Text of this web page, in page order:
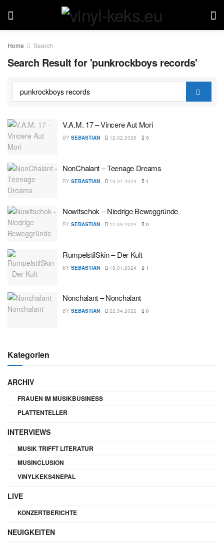
Home Search
Search Result for 'punkrockboys records'
V.A.M. 17 – Vincere Aut Mori
BY SEBASTIAN 12.02.2026 0
NonChalant – Teenage Dreams
BY SEBASTIAN 19.01.2024 1
Nowitschok – Niedrige Beweggründe
BY SEBASTIAN 12.09.2024 0
RumpelstilSkin – Der Kult
BY SEBASTIAN 18.01.2024 1
Nonchalant – Nonchalant
BY SEBASTIAN 22.04.2022 0
Kategorien
ARCHIV
FRAUEN IM MUSIKBUSINESS
PLATTENTELLER
INTERVIEWS
MUSIK TRIFFT LITERATUR
MUSINCLUSION
VINYLKEKS4NEPAL
LIVE
KONZERTBERICHTE
NEUIGKEITEN